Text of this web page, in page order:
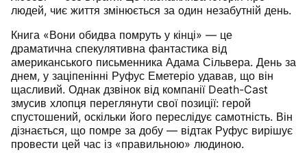
людей, чиє життя змінюється за один незабутній день.
Книга «Вони обидва помруть у кінці» — це
драматична спекулятивна фантастика від
американського письменника Адама Сільвера. День за
днем, у заціпенінні Руфус Еметеріо удавав, що він
щасливий. Однак дзвінок від компанії Death-Cast
змусив хлопця переглянути свої позиції: герой
спустошений, оскільки його переслідує самотність. Він
дізнається, що помре за добу — відтак Руфус вирішує
провести цей час із «правильною» людиною.